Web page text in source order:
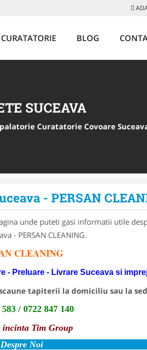
BLOG
SUCEAVA
Curatatorie Covoare Suceava
- PERSAN
unde puteti gasi informatii utile
- PERSAN CLEANING.
CLEANING
- Preluare - LivrareSuceava si
tapiterii la domiciliu sau la
/ 0722 847 140
incinta Tim Group
Despre Noi